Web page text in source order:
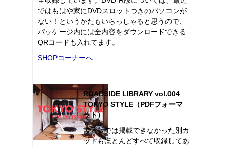
ではもはや家にDVDスロットつきのパソコンが
ない！というかたもいらっしゃると思うので、
パッケージ内には全内容をダウンロードできる
QRコードも入れてます。
SHOPコーナーへ
ROADSIDE LIBRARY vol.004
TOKYO STYLE（PDFフォーマ
ット）
書籍版では掲載できなかった別カ
ットもほとんどすべて収録してあ